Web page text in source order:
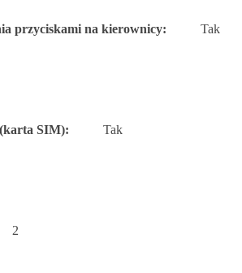
przyciskami na kierownicy: Tak
SIM): Tak
2